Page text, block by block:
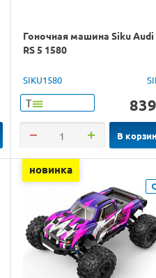
Гоночная машина Siku Audi
RS 5 1580
SIKU1580
Т 839
В
новинка